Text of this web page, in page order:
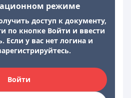
режиме
доступ к документу,
по кнопке Войти и ввести
Если у вас нет логина и
Войти